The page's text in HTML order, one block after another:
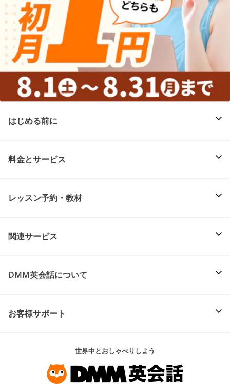
はじめる前に
料金とサービス
レッスン予約・教材
関連サービス
DMM英会話について
お客様サポート
世界中とおしゃべりしよう